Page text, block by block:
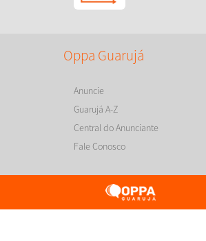
Oppa Guarujá
Anuncie
Guarujá A-Z
Central do Anunciante
Fale Conosco